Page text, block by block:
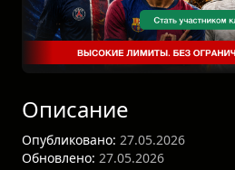
Описание
Опубликовано: 27.05.2026
Обновлено: 27.05.2026